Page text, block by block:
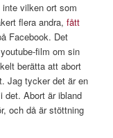
vilken ort som
flera andra,fått
Facebook. Det
film om sin
berätta att abort
Jag tycker det är en
det. Abort är ibland
och då är stöttning